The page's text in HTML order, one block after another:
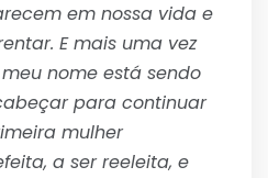
em nossa vida e
E mais uma vez
nome está sendo
para continuar
mulher
a ser reeleita, e